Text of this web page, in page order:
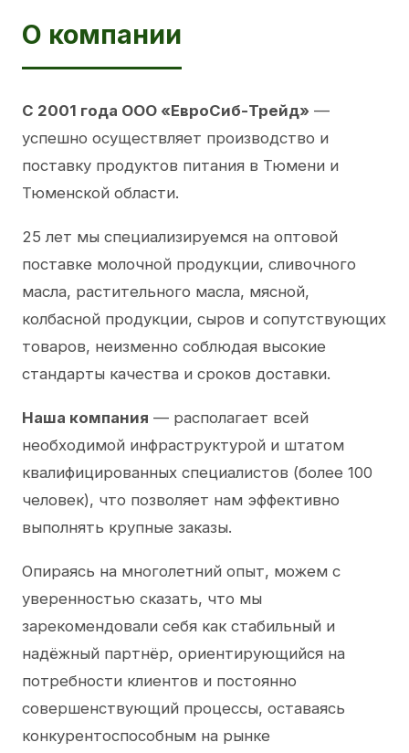
О компании
С 2001 года ООО «ЕвроСиб-Трейд» —
успешно осуществляет производство и
поставку продуктов питания в Тюмени и
Тюменской области.
25 лет мы специализируемся на оптовой
поставке молочной продукции, сливочного
масла, растительного масла, мясной,
колбасной продукции, сыров и сопутствующих
товаров, неизменно соблюдая высокие
стандарты качества и сроков доставки.
Наша компания — располагает всей
необходимой инфраструктурой и штатом
квалифицированных специалистов (более 100
человек), что позволяет нам эффективно
выполнять крупные заказы.
Опираясь на многолетний опыт, можем с
уверенностью сказать, что мы
зарекомендовали себя как стабильный и
надёжный партнёр, ориентирующийся на
потребности клиентов и постоянно
совершенствующий процессы, оставаясь
конкурентоспособным на рынке